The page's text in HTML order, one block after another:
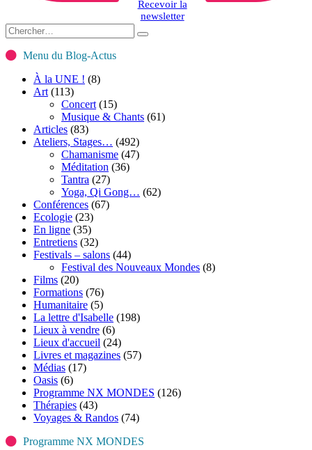
Recevoir la
newsletter
Menu du Blog-Actus
À la UNE ! (8)
Art (113)
Concert (15)
Musique & Chants (61)
Articles (83)
Ateliers, Stages… (492)
Chamanisme (47)
Méditation (36)
Tantra (27)
Yoga, Qi Gong… (62)
Conférences (67)
Ecologie (23)
En ligne (35)
Entretiens (32)
Festivals – salons (44)
Festival des Nouveaux Mondes (8)
Films (20)
Formations (76)
Humanitaire (5)
La lettre d'Isabelle (198)
Lieux à vendre (6)
Lieux d'accueil (24)
Livres et magazines (57)
Médias (17)
Oasis (6)
Programme NX MONDES (126)
Thérapies (43)
Voyages & Randos (74)
Programme NX MONDES